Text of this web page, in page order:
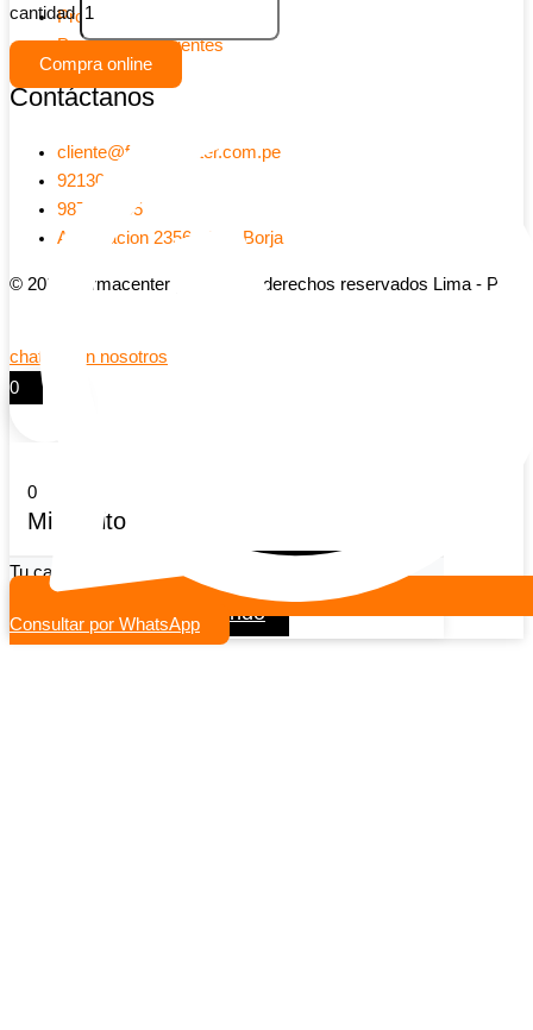
Provehedores
Preguntas frecuentes
Contáctanos
cliente@farmacenter.com.pe
921303052
987741905
Av Aviacion 2356 - San Borja
© 2026 Farmacenter | Todos los derechos reservados Lima - Peru
chatea con nosotros
0
0
Mi carrito
Tu carrito esta vacio
Continuar comprando
cantidad
Compra online
Consultar por WhatsApp